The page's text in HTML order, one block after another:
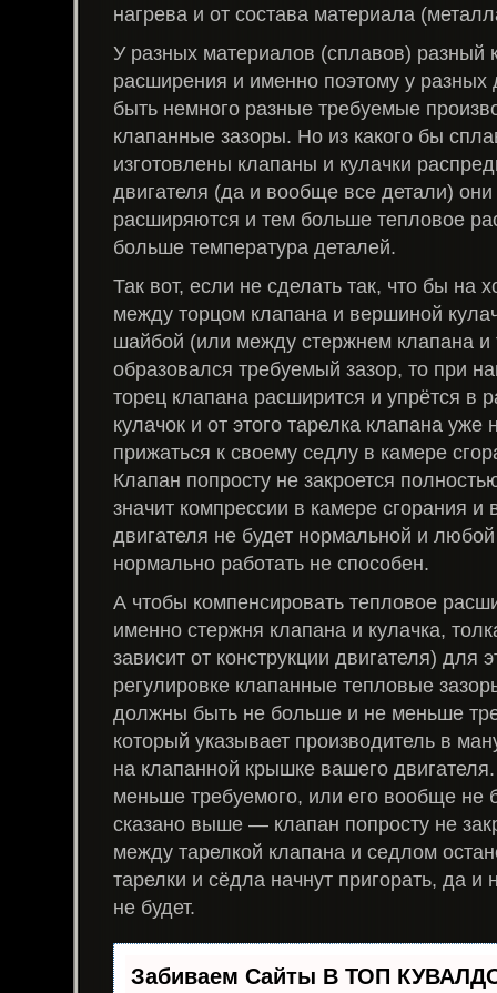
нагрева и от состава материала
У разных материалов (сплавов) разный
расширения и именно поэтому у разных
быть немного разные требуемые
клапанные зазоры. Но из какого бы
изготовлены клапаны и кулачки
двигателя (да и вообще все детали)
расширяются и тем больше тепловое
больше температура деталей.
Так вот, если не сделать так, что бы на
между торцом клапана и вершиной
шайбой (или между стержнем клапана и
образовался требуемый зазор, то при
торец клапана расширится и упрётся в
кулачок и от этого тарелка клапана уже
прижаться к своему седлу в камере
Клапан попросту не закроется
значит компрессии в камере сгорания и
двигателя не будет нормальной и
нормально работать не способен.
А чтобы компенсировать тепловое
именно стержня клапана и кулачка,
зависит от конструкции двигателя) для
регулировке клапанные тепловые
должны быть не больше и не меньше
который указывает производитель в
на клапанной крышке вашего
меньше требуемого, или его вообще не
сказано выше — клапан попросту не
между тарелкой клапана и седлом
тарелки и сёдла начнут пригорать, да и
не будет.
Забиваем Сайты В ТОП